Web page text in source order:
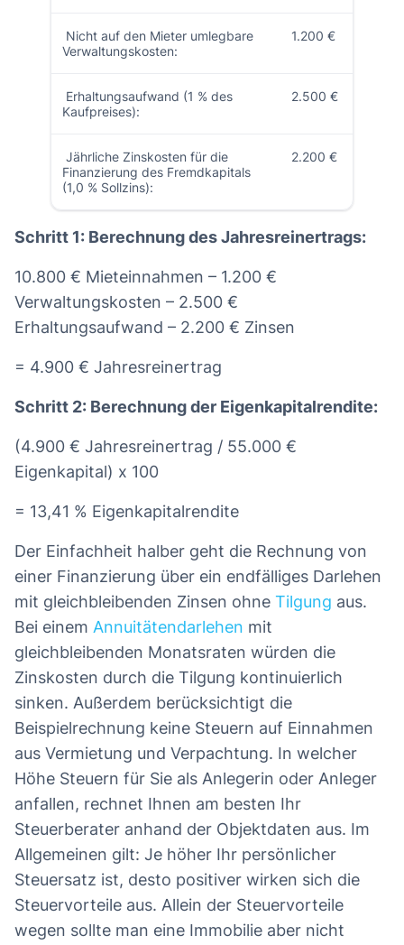
Nicht auf den Mieter umlegbare
Verwaltungskosten:
1.200 €
Erhaltungsaufwand (1 % des
Kaufpreises):
2.500 €
Jährliche Zinskosten für die
Finanzierung des Fremdkapitals
(1,0 % Sollzins):
2.200 €
Schritt 1: Berechnung des Jahresreinertrags:
10.800 € Mieteinnahmen – 1.200 €
Verwaltungskosten – 2.500 €
Erhaltungsaufwand – 2.200 € Zinsen
= 4.900 € Jahresreinertrag
Schritt 2: Berechnung der Eigenkapitalrendite:
(4.900 € Jahresreinertrag / 55.000 €
Eigenkapital) x 100
= 13,41 % Eigenkapitalrendite
Der Einfachheit halber geht die Rechnung von
einer Finanzierung über ein endfälliges Darlehen
mit gleichbleibenden Zinsen ohne Tilgung aus.
Bei einem Annuitätendarlehen mit
gleichbleibenden Monatsraten würden die
Zinskosten durch die Tilgung kontinuierlich
sinken. Außerdem berücksichtigt die
Beispielrechnung keine Steuern auf Einnahmen
aus Vermietung und Verpachtung. In welcher
Höhe Steuern für Sie als Anlegerin oder Anleger
anfallen, rechnet Ihnen am besten Ihr
Steuerberater anhand der Objektdaten aus. Im
Allgemeinen gilt: Je höher Ihr persönlicher
Steuersatz ist, desto positiver wirken sich die
Steuervorteile aus. Allein der Steuervorteile
wegen sollte man eine Immobilie aber nicht